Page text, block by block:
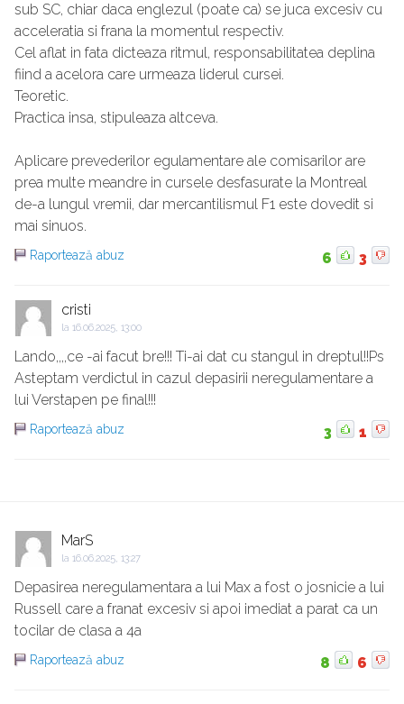
sub SC, chiar daca englezul (poate ca) se juca excesiv cu
acceleratia si frana la momentul respectiv.
Cel aflat in fata dicteaza ritmul, responsabilitatea deplina
fiind a acelora care urmeaza liderul cursei.
Teoretic.
Practica insa, stipuleaza altceva.
Aplicare prevederilor egulamentare ale comisarilor are
prea multe meandre in cursele desfasurate la Montreal
de-a lungul vremii, dar mercantilismul F1 este dovedit si
mai sinuos.
Raportează abuz 6 3
cristi
la 16.06.2025, 13:00
Lando,,,,ce -ai facut bre!!! Ti-ai dat cu stangul in dreptul!!Ps
Asteptam verdictul in cazul depasirii neregulamentare a
lui Verstapen pe final!!!
Raportează abuz 3 1
MarS
la 16.06.2025, 13:27
Depasirea neregulamentara a lui Max a fost o josnicie a lui
Russell care a franat excesiv si apoi imediat a parat ca un
tocilar de clasa a 4a
Raportează abuz 8 6